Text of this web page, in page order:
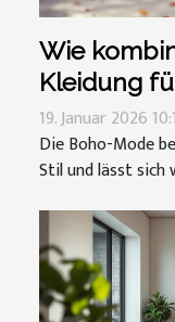
Wie
Kleidung
19. Januar 2026
Die Boho-Mode
Stil und lässt sich